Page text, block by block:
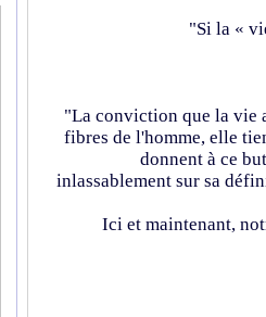
"Si la «
"La conviction que la vie
fibres de l'homme, elle
donnent à ce
inlassablement sur sa
Ici et maintenant,